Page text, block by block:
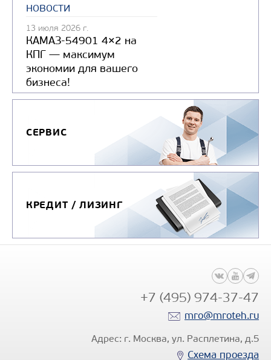
новости
13 июля 2026 г.
КАМАЗ-54901 4×2 на
КПГ — максимум
экономии для вашего
бизнеса!
СЕРВИС
КРЕДИТ / ЛИЗИНГ
+7 (495) 974-37-47
mro@mroteh.ru
Адрес: г. Москва, ул. Расплетина, д.5
Схема проезда